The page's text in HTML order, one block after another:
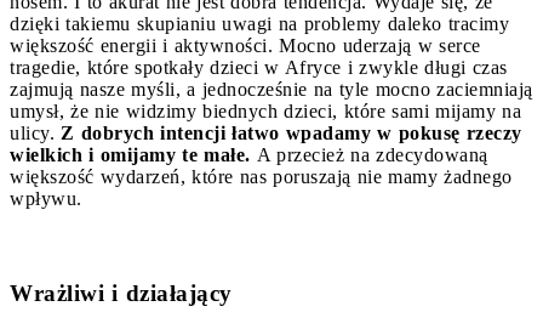
dzięki takiemu skupianiu uwagi na problemy daleko tracimy
większość energii i aktywności. Mocno uderzają w serce
tragedie, które spotkały dzieci w Afryce i zwykle długi czas
zajmują nasze myśli, a jednocześnie na tyle mocno zaciemniają
umysł, że nie widzimy biednych dzieci, które sami mijamy na
ulicy. Z dobrych intencji łatwo wpadamy w pokusę rzeczy
wielkich i omijamy te małe. A przecież na zdecydowaną
większość wydarzeń, które nas poruszają nie mamy żadnego
wpływu.
Wrażliwi i działający